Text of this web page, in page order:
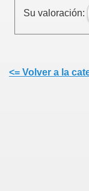
Su valoración:
<= Volver a la